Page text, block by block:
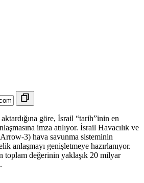
göre, İsrail “tarih”inin en
imza atılıyor. İsrail Havacılık ve
3) hava savunma sisteminin
anlaşmayı genişletmeye hazırlanıyor.
toplam değerinin yaklaşık 20 milyar